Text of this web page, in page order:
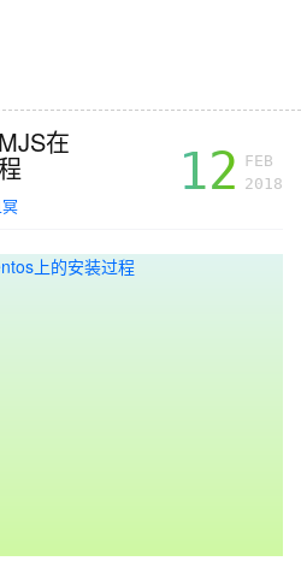
在
12 FEB
2018